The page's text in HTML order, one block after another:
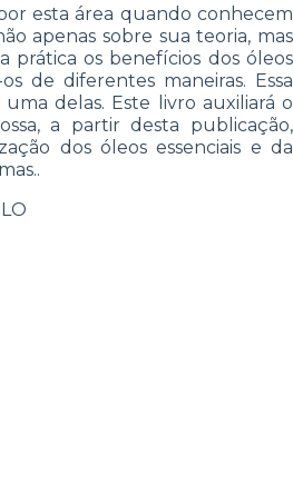
esta área quando conhecem
apenas sobre sua teoria, mas
prática os benefícios dos óleos
os de diferentes maneiras. Essa
delas. Este livro auxiliará o
a partir desta publicação,
dos óleos essenciais e da